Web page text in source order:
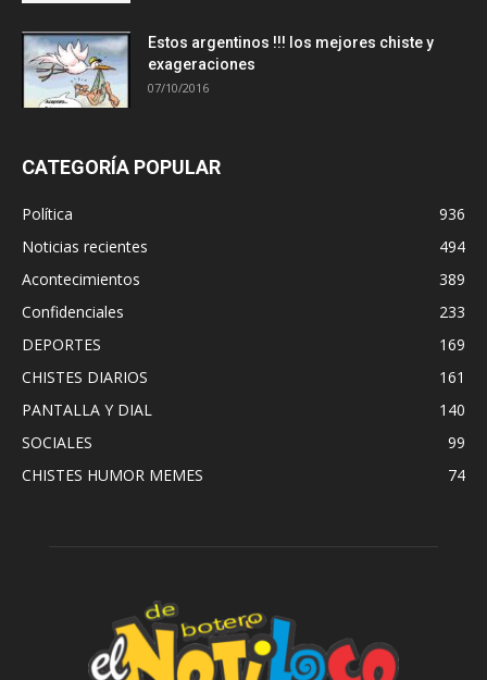
Estos argentinos !!! los mejores chiste y
exageraciones
07/10/2016
CATEGORÍA POPULAR
Política
936
Noticias recientes
494
Acontecimientos
389
Confidenciales
233
DEPORTES
169
CHISTES DIARIOS
161
PANTALLA Y DIAL
140
SOCIALES
99
CHISTES HUMOR MEMES
74